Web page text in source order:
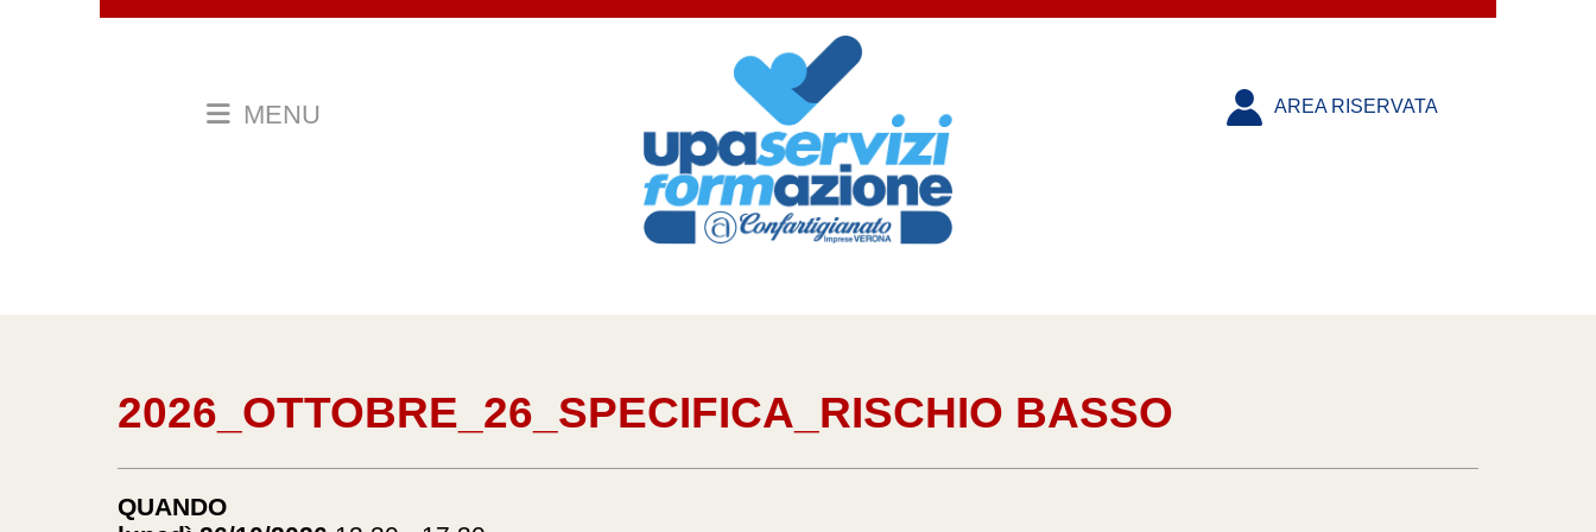
MENU AREA RISERVATA
2026_OTTOBRE_26_SPECIFICA_RISCHIO BASSO
QUANDO